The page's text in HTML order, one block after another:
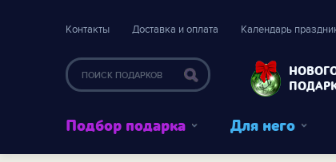
Контакты Доставка и оплата Календарь
Подбор подарка Для него